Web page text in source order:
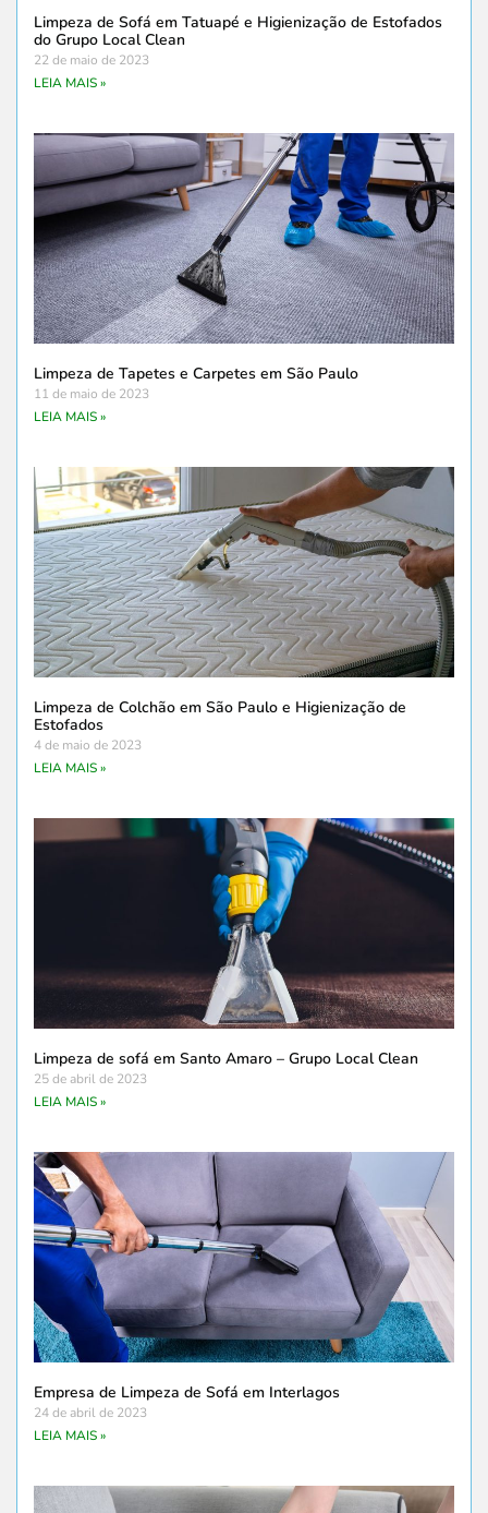
Limpeza de Sofá em Tatuapé e Higienização de Estofados
do Grupo Local Clean
22 de maio de 2023
LEIA MAIS »
Limpeza de Tapetes e Carpetes em São Paulo
11 de maio de 2023
LEIA MAIS »
Limpeza de Colchão em São Paulo e Higienização de
Estofados
4 de maio de 2023
LEIA MAIS »
Limpeza de sofá em Santo Amaro – Grupo Local Clean
25 de abril de 2023
LEIA MAIS »
Empresa de Limpeza de Sofá em Interlagos
24 de abril de 2023
LEIA MAIS »